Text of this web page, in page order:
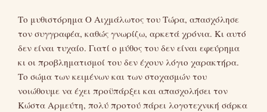
Το μυθιστόρημα Ο Αιχμάλωτος του Τώρα, απασχόλησε
τον συγγραφέα, καθώς γνωρίζω, αρκετά χρόνια. Κι αυτό
δεν είναι τυχαίο. Γιατί ο μύθος του δεν είναι εφεύρημα
κι οι προβληματισμοί του δεν έχουν λόγιο χαρακτήρα.
Το σώμα των κειμένων και των στοχασμών του
νοιώθουμε να έχει προϋπάρξει και απασχολήσει τον
Κώστα Αρμεύτη, πολύ προτού πάρει λογοτεχνική σάρκα